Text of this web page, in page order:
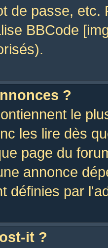
de passe,
BBCode
?
le
les lire dès
page du
annonce
définies par
it ?